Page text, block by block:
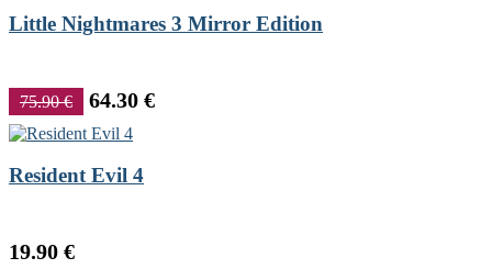
Little Nightmares 3 Mirror Edition
75.90 € 64.30 €
Resident Evil 4
19.90 €